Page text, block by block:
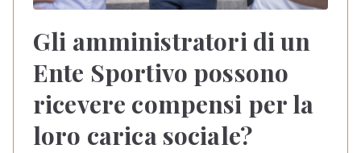
Gli amministratori di un
Ente Sportivo possono
ricevere compensi per la
loro carica sociale?